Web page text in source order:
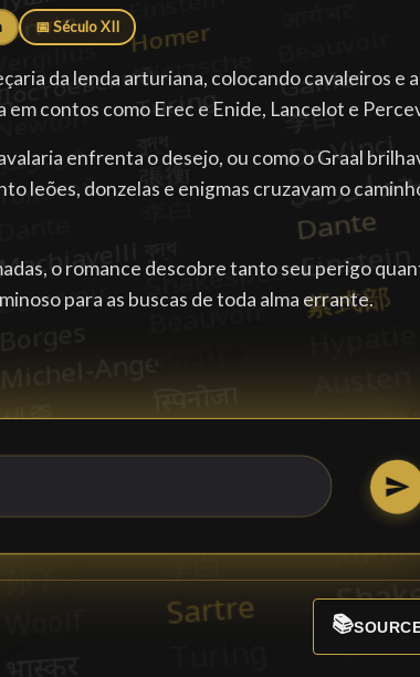
📅 Século XII
da lenda arturiana, colocando cavaleiros e
em contos como Erec e Enide, Lancelot e
enfrenta o desejo, ou como o Graal
leões, donzelas e enigmas cruzavam o
o romance descobre tanto seu perigo
para as buscas de toda alma errante.
📚